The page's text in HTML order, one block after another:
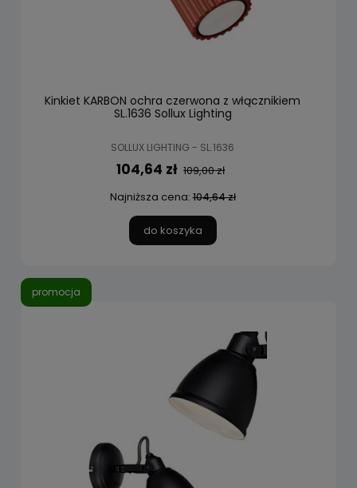
Kinkiet KARBON ochra czerwona z włącznikiem
SL.1636 Sollux Lighting
SOLLUX LIGHTING - SL.1636
104,64 zł 109,00 zł
Najniższa cena:104,64 zł
do koszyka
promocja